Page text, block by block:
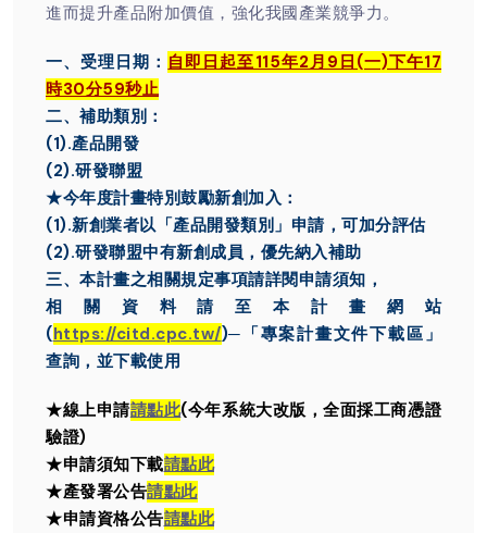
進而提升產品附加價值，強化我國產業競爭力。
一、受理日期： 自即日起至115年2月9日(一)下午17
時30分59秒止
二、補助類別：
(1).產品開發
(2).研發聯盟
★今年度計畫特別鼓勵新創加入：
(1).新創業者以「產品開發類別」申請，可加分評估
(2).研發聯盟中有新創成員，優先納入補助
三、本計畫之相關規定事項請詳閱申請須知，
相關資料請至本計畫網站
(https://citd.cpc.tw/)─ 「專案計畫文件下載區」
查詢，並下載使用
★線上申請請點此(今年系統大改版，全面採工商憑證
驗證)
★申請須知下載請點此
★產發署公告請點此
★申請資格公告請點此